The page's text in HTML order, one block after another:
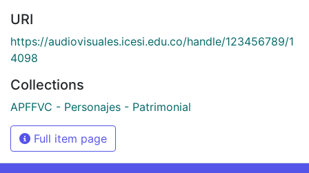
URI
https://audiovisuales.icesi.edu.co/handle/123456789/1
4098
Collections
APFFVC - Personajes - Patrimonial
Full item page